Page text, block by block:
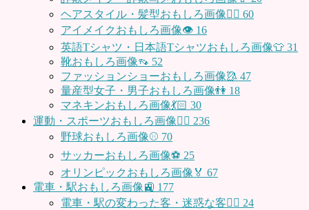
ヘアスタイル・髪型おもしろ画像👱‍♀️ 60
アイメイクおもしろ画像👁 16
英語Tシャツ・日本語Tシャツおもしろ画像👕 31
靴おもしろ画像👡 52
ファッションショーおもしろ画像🥻 47
量産型女子・男子おもしろ画像👫 18
マネキンおもしろ画像💃🏻 30
運動・スポーツおもしろ画像🏃‍♂️ 236
野球おもしろ画像⚾ 70
サッカーおもしろ画像⚽️ 25
オリンピックおもしろ画像🏅 67
電車・駅おもしろ画像🚉 177
電車・駅の変わった客・迷惑な客🤦‍♀️ 24